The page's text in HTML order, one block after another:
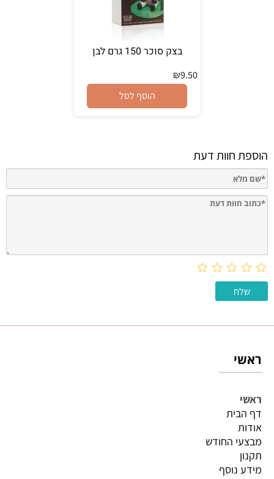
בצק סוכר 150 גרם לבן
₪9.50
הוסף לסל
הוספת חוות דעת
ראשי
ראשי
דף הבית
אודות
מבצעי החודש
תקנון
מידע נוסף